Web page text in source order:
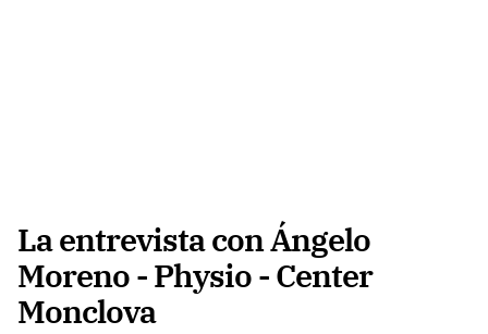
La entrevista con Ángelo
Moreno - Physio - Center
Monclova